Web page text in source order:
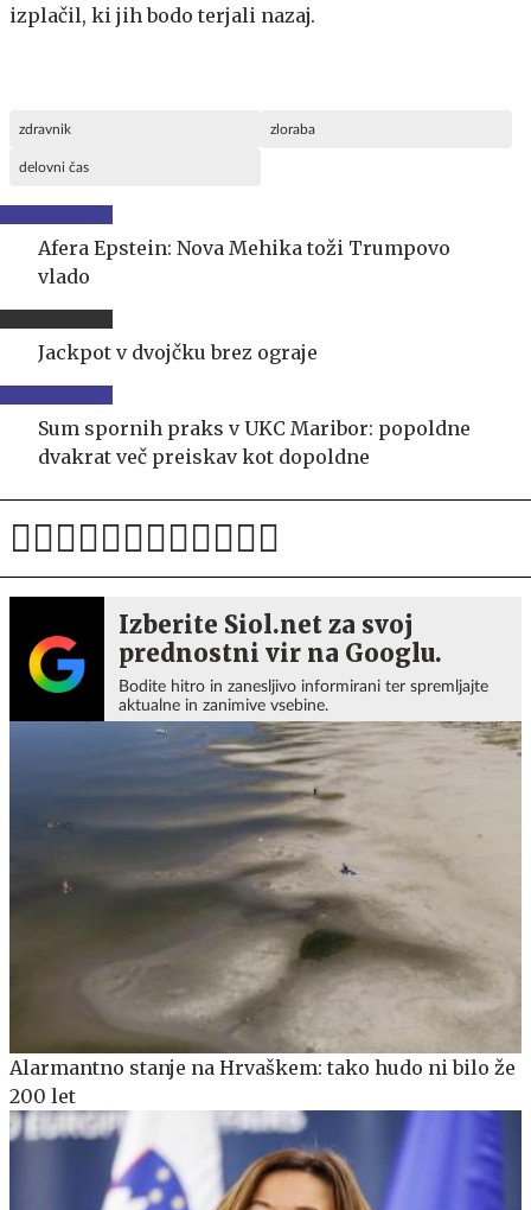
izplačil, ki jih bodo terjali nazaj.
zdravnik zloraba
delovni čas
Afera Epstein: Nova Mehika toži Trumpovo
vlado
Jackpot v dvojčku brez ograje
Sum spornih praks v UKC Maribor: popoldne
dvakrat več preiskav kot dopoldne
Izberite Siol.net za svoj
prednostni vir na Googlu.
Bodite hitro in zanesljivo informirani ter spremljajte
aktualne in zanimive vsebine.
Alarmantno stanje na Hrvaškem: tako hudo ni bilo že
200 let